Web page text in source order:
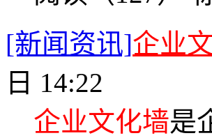
[新闻资讯]企业
日 14:22
企业文化墙是